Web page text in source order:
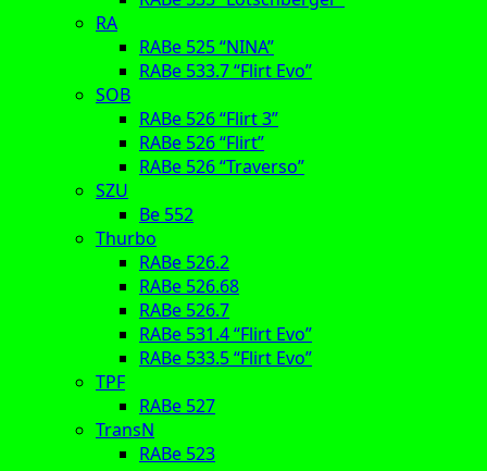
RA
RABe 525 “NINA”
RABe 533.7 “Flirt Evo”
SOB
RABe 526 “Flirt 3”
RABe 526 “Flirt”
RABe 526 “Traverso”
SZU
Be 552
Thurbo
RABe 526.2
RABe 526.68
RABe 526.7
RABe 531.4 “Flirt Evo”
RABe 533.5 “Flirt Evo”
TPF
RABe 527
TransN
RABe 523